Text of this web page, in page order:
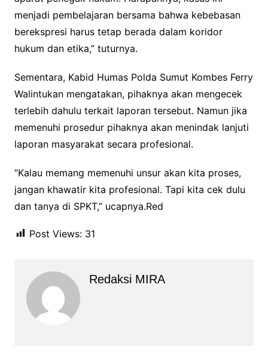
menjadi pembelajaran bersama bahwa kebebasan
berekspresi harus tetap berada dalam koridor
hukum dan etika,” tuturnya.
Sementara, Kabid Humas Polda Sumut Kombes Ferry
Walintukan mengatakan, pihaknya akan mengecek
terlebih dahulu terkait laporan tersebut. Namun jika
memenuhi prosedur pihaknya akan menindak lanjuti
laporan masyarakat secara profesional.
“Kalau memang memenuhi unsur akan kita proses,
jangan khawatir kita profesional. Tapi kita cek dulu
dan tanya di SPKT,” ucapnya.Red
Post Views: 31
Redaksi MIRA